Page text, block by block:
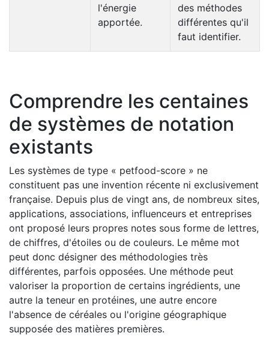
l'énergie
apportée.
des méthodes
différentes qu'il
faut identifier.
Comprendre les centaines
de systèmes de notation
existants
Les systèmes de type « petfood-score » ne
constituent pas une invention récente ni exclusivement
française. Depuis plus de vingt ans, de nombreux sites,
applications, associations, influenceurs et entreprises
ont proposé leurs propres notes sous forme de lettres,
de chiffres, d'étoiles ou de couleurs. Le même mot
peut donc désigner des méthodologies très
différentes, parfois opposées. Une méthode peut
valoriser la proportion de certains ingrédients, une
autre la teneur en protéines, une autre encore
l'absence de céréales ou l'origine géographique
supposée des matières premières.